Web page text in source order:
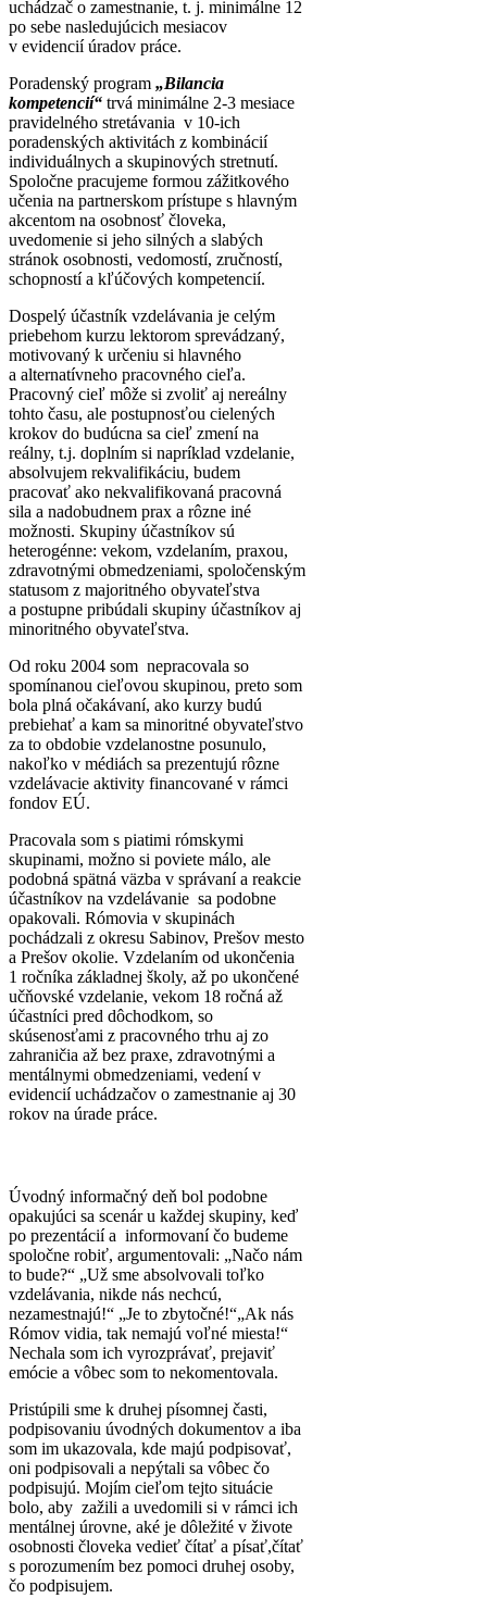
uchádzač o zamestnanie, t. j. minimálne 12
po sebe nasledujúcich mesiacov
v evidencií úradov práce.
Poradenský program „Bilancia
kompetencií“ trvá minimálne 2-3 mesiace
pravidelného stretávania v 10-ich
poradenských aktivitách z kombinácií
individuálnych a skupinových stretnutí.
Spoločne pracujeme formou zážitkového
učenia na partnerskom prístupe s hlavným
akcentom na osobnosť človeka,
uvedomenie si jeho silných a slabých
stránok osobnosti, vedomostí, zručností,
schopností a kľúčových kompetencií.
Dospelý účastník vzdelávania je celým
priebehom kurzu lektorom sprevádzaný,
motivovaný k určeniu si hlavného
a alternatívneho pracovného cieľa.
Pracovný cieľ môže si zvoliť aj nereálny
tohto času, ale postupnosťou cielených
krokov do budúcna sa cieľ zmení na
reálny, t.j. doplním si napríklad vzdelanie,
absolvujem rekvalifikáciu, budem
pracovať ako nekvalifikovaná pracovná
sila a nadobudnem prax a rôzne iné
možnosti. Skupiny účastníkov sú
heterogénne: vekom, vzdelaním, praxou,
zdravotnými obmedzeniami, spoločenským
statusom z majoritného obyvateľstva
a postupne pribúdali skupiny účastníkov aj
minoritného obyvateľstva.
Od roku 2004 som nepracovala so
spomínanou cieľovou skupinou, preto som
bola plná očakávaní, ako kurzy budú
prebiehať a kam sa minoritné obyvateľstvo
za to obdobie vzdelanostne posunulo,
nakoľko v médiách sa prezentujú rôzne
vzdelávacie aktivity financované v rámci
fondov EÚ.
Pracovala som s piatimi rómskymi
skupinami, možno si poviete málo, ale
podobná spätná väzba v správaní a reakcie
účastníkov na vzdelávanie sa podobne
opakovali. Rómovia v skupinách
pochádzali z okresu Sabinov, Prešov mesto
a Prešov okolie. Vzdelaním od ukončenia
1 ročníka základnej školy, až po ukončené
učňovské vzdelanie, vekom 18 ročná až
účastníci pred dôchodkom, so
skúsenosťami z pracovného trhu aj zo
zahraničia až bez praxe, zdravotnými a
mentálnymi obmedzeniami, vedení v
evidencií uchádzačov o zamestnanie aj 30
rokov na úrade práce.
Úvodný informačný deň bol podobne
opakujúci sa scenár u každej skupiny, keď
po prezentácií a informovaní čo budeme
spoločne robiť, argumentovali: „Načo nám
to bude?“ „Už sme absolvovali toľko
vzdelávania, nikde nás nechcú,
nezamestnajú!“ „Je to zbytočné!“„Ak nás
Rómov vidia, tak nemajú voľné miesta!“
Nechala som ich vyrozprávať, prejaviť
emócie a vôbec som to nekomentovala.
Pristúpili sme k druhej písomnej časti,
podpisovaniu úvodných dokumentov a iba
som im ukazovala, kde majú podpisovať,
oni podpisovali a nepýtali sa vôbec čo
podpisujú. Mojím cieľom tejto situácie
bolo, aby zažili a uvedomili si v rámci ich
mentálnej úrovne, aké je dôležité v živote
osobnosti človeka vedieť čítať a písať,čítať
s porozumením bez pomoci druhej osoby,
čo podpisujem.